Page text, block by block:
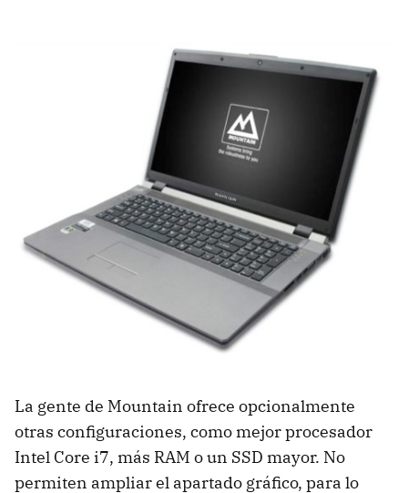
La gente de Mountain ofrece opcionalmente
otras configuraciones, como mejor procesador
Intel Core i7, más RAM o un SSD mayor. No
permiten ampliar el apartado gráfico, para lo